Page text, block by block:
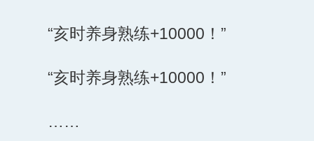
“亥时养身熟练+10000！”
“亥时养身熟练+10000！”
……